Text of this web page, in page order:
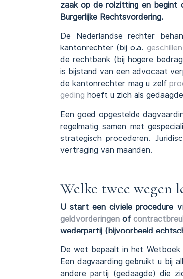
zaak op de rolzitting en begint
Burgerlijke Rechtsvordering.
De Nederlandse rechter
kantonrechter (bij o.a. geschillen
de rechtbank (bij hogere
is bijstand van een advocaat
de kantonrechter mag u zelf
geding hoeft u zich als
Een goed opgestelde
regelmatig samen met
strategisch procederen.
vertraging van maanden.
Welke twee wegen
U start een civiele procedure
geldvorderingen of
wederpartij (bijvoorbeeld
De wet bepaalt in het
Een dagvaarding gebruikt u bij
andere partij (gedaagde) die